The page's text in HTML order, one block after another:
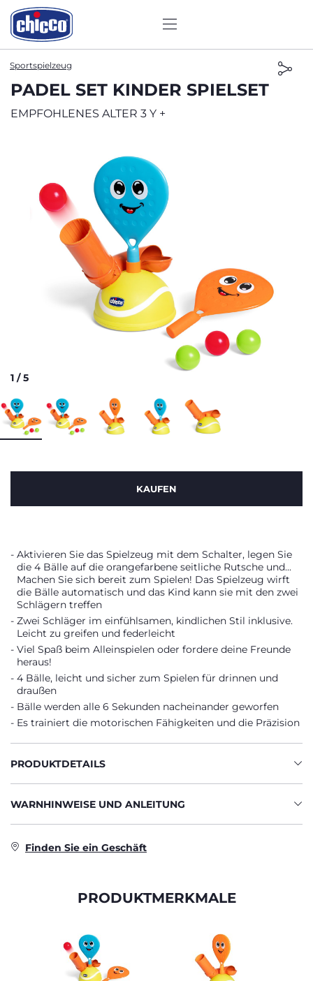
Sportspielzeug
PADEL SET KINDER SPIELSET
EMPFOHLENES ALTER 3 Y +
1 /5
KAUFEN
Aktivieren Sie das Spielzeug mit dem Schalter, legen Sie
die 4 Bälle auf die orangefarbene seitliche Rutsche und...
Machen Sie sich bereit zum Spielen! Das Spielzeug wirft
die Bälle automatisch und das Kind kann sie mit den zwei
Schlägern treffen
Zwei Schläger im einfühlsamen, kindlichen Stil inklusive.
Leicht zu greifen und federleicht
Viel Spaß beim Alleinspielen oder fordere deine Freunde
heraus!
4 Bälle, leicht und sicher zum Spielen für drinnen und
draußen
Bälle werden alle 6 Sekunden nacheinander geworfen
Es trainiert die motorischen Fähigkeiten und die Präzision
PRODUKTDETAILS
WARNHINWEISE UND ANLEITUNG
Finden Sie ein Geschäft
PRODUKTMERKMALE